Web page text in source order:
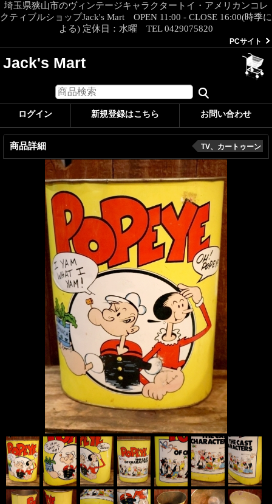
埼玉県狭山市のヴィンテージキャラクタートイ・アメリカンコレ
クティブルショップJack's Mart OPEN 11:00 - CLOSE 16:00(時季に
よる) 定休日：水曜 TEL 0429075820
PCサイト
Jack's Mart
ログイン 新規登録はこちら お問い合わせ
商品詳細 TV、カートゥーン